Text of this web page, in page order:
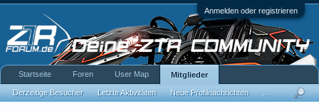
Anmelden oder registrieren
Startseite Foren User Map Mitglieder
Derzeitige Besucher Letzte Aktivitäten Neue Profilnachrichten